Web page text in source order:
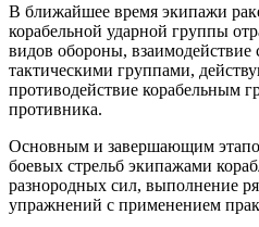
В ближайшее время экипажи
корабельной ударной группы
видов обороны, взаимодействие
тактическими группами,
противодействие корабельным
противника.
Основным и завершающим
боевых стрельб экипажами
разнородных сил, выполнение
упражнений с применением